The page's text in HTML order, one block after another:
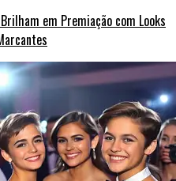
em Premiação com Looks